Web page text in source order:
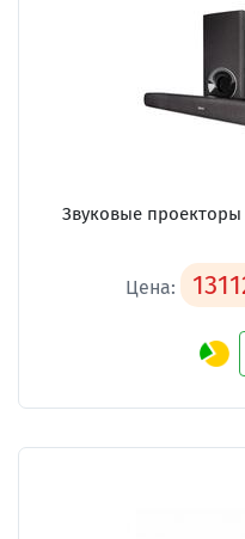
Звуковые проекторы
Цена: